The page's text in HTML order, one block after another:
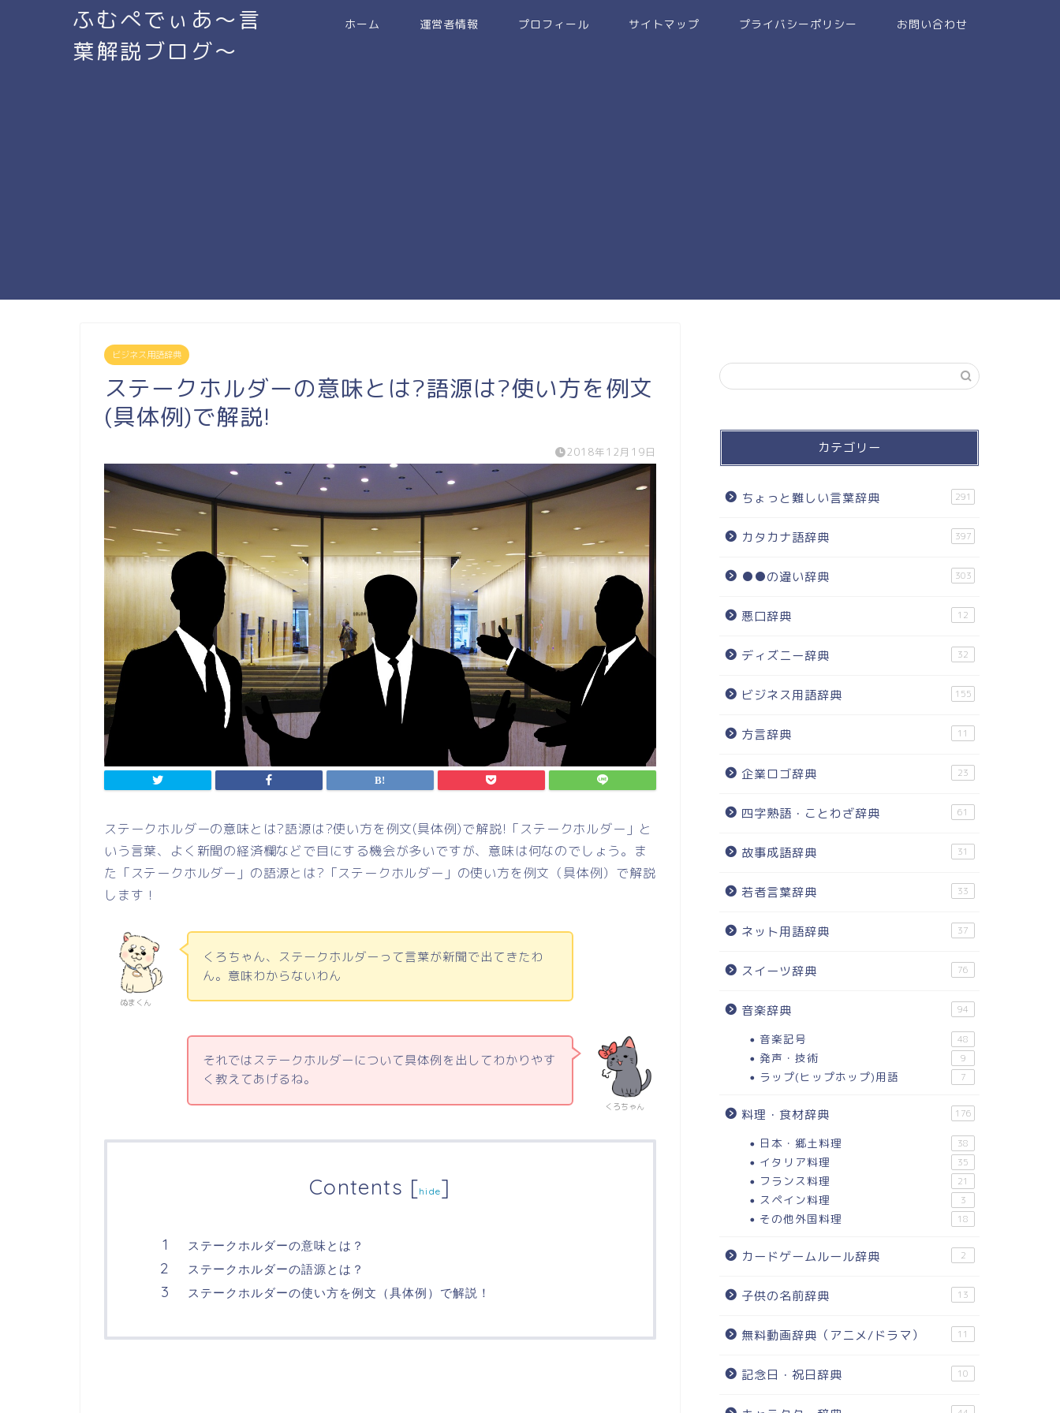
ふむぺでぃあ～言
葉解説ブログ～
ホーム 運営者情報 プロフィール サイトマップ プライバシーポリシー お問い合わせ
ビジネス用語辞典
ステークホルダーの意味とは?語源は?使い方を例文
(具体例)で解説!
2018年12月19日
ステークホルダーの意味とは?語源は?使い方を例文(具体例)で解説!「ステークホルダー」と
いう言葉、よく新聞の経済欄などで目にする機会が多いですが、意味は何なのでしょう。ま
た「ステークホルダー」の語源とは?「ステークホルダー」の使い方を例文（具体例）で解説
します！
ぬまくん
くろちゃん、ステークホルダーって言葉が新聞で出てきたわ
ん。意味わからないわん
くろちゃん
それではステークホルダーについて具体例を出してわかりやす
く教えてあげるね。
Contents [hide]
ステークホルダーの意味とは？
ステークホルダーの語源とは？
ステークホルダーの使い方を例文（具体例）で解説！
カテゴリー
ちょっと難しい言葉辞典 291
カタカナ語辞典 397
●●の違い辞典 303
悪口辞典 12
ディズニー辞典 32
ビジネス用語辞典 155
方言辞典 11
企業ロゴ辞典 23
四字熟語・ことわざ辞典 61
故事成語辞典 31
若者言葉辞典 33
ネット用語辞典 37
スイーツ辞典 76
音楽辞典 94
音楽記号 48
発声・技術 9
ラップ(ヒップホップ)用語 7
料理・食材辞典 176
日本・郷土料理 38
イタリア料理 35
フランス料理 21
スペイン料理 3
その他外国料理 18
カードゲームルール辞典 2
子供の名前辞典 13
無料動画辞典（アニメ/ドラマ） 11
記念日・祝日辞典 10